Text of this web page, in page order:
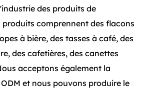
des produits de
produits comprennent des flacons
à bière, des tasses à café, des
des cafetières, des canettes
acceptons également la
et nous pouvons produire le